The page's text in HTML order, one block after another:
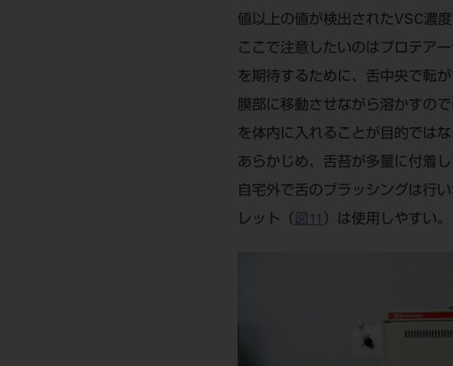
値以上の値が検出されたVSC濃
ここで注意したいのはプロテア
を期待するために、舌中央で転
膜部に移動させながら溶かすの
を体内に入れることが目的では
あらかじめ、舌苔が多量に付着
自宅外で舌のブラッシングは行
レット（ 図11 ）は使用しやすい。